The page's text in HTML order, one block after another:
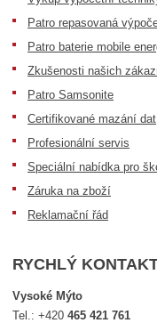
Patro repasovaná
Patro baterie mobile
Zkušenosti našich
Patro Samsonite
Certifikované mazání dat
Profesionální servis
Speciální nabídka pro
Záruka na zboží
Reklamační řád
RYCHLÝ
Vysoké Mýto
Tel.:+420465 421 761